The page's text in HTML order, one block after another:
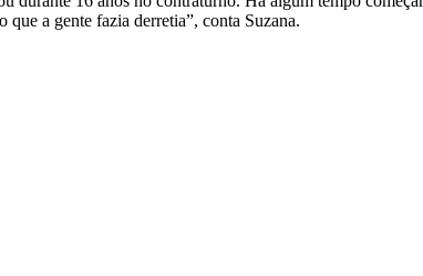
a gente fazia derretia”, conta Suzana.